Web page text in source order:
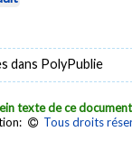
dans PolyPublie
texte de ce document
Tous droits